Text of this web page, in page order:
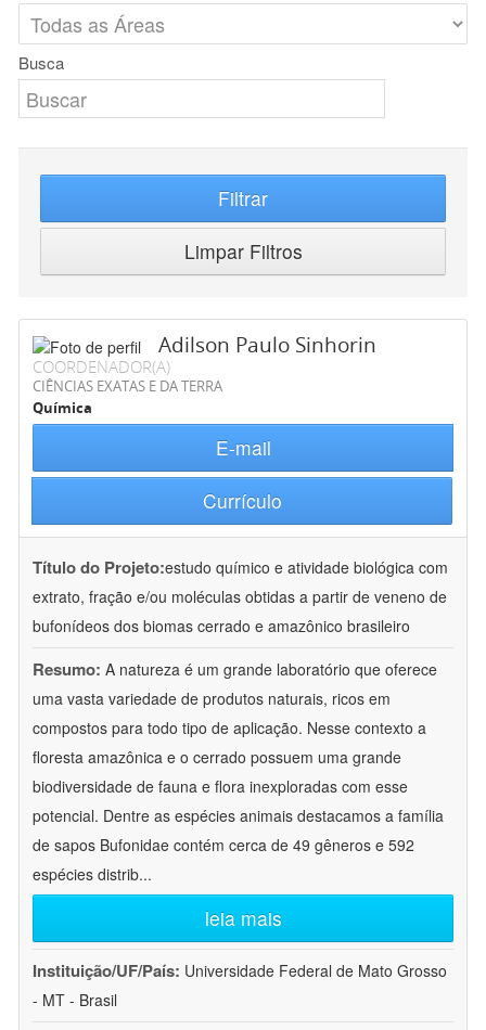
Busca
Filtrar
Limpar Filtros
Adilson Paulo Sinhorin
COORDENADOR(A)
CIÊNCIAS EXATAS E DA TERRA
Química
E-mail
Currículo
Título do Projeto:estudo químico e atividade biológica com
extrato, fração e/ou moléculas obtidas a partir de veneno de
bufonídeos dos biomas cerrado e amazônico brasileiro
Resumo: A natureza é um grande laboratório que oferece
uma vasta variedade de produtos naturais, ricos em
compostos para todo tipo de aplicação. Nesse contexto a
floresta amazônica e o cerrado possuem uma grande
biodiversidade de fauna e flora inexploradas com esse
potencial. Dentre as espécies animais destacamos a família
de sapos Bufonidae contém cerca de 49 gêneros e 592
espécies distrib...
leia mais
Instituição/UF/País: Universidade Federal de Mato Grosso
- MT - Brasil